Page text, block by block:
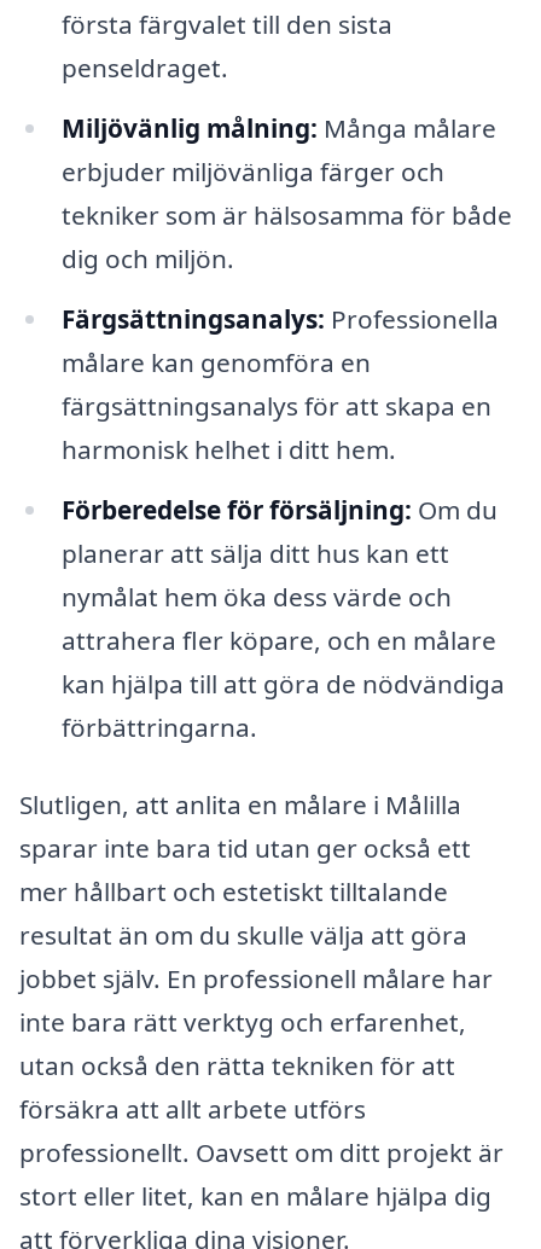
första färgvalet till den sista
penseldraget.
Miljövänlig målning: Många målare
erbjuder miljövänliga färger och
tekniker som är hälsosamma för både
dig och miljön.
Färgsättningsanalys: Professionella
målare kan genomföra en
färgsättningsanalys för att skapa en
harmonisk helhet i ditt hem.
Förberedelse för försäljning: Om du
planerar att sälja ditt hus kan ett
nymålat hem öka dess värde och
attrahera fler köpare, och en målare
kan hjälpa till att göra de nödvändiga
förbättringarna.
Slutligen, att anlita en målare i Målilla
sparar inte bara tid utan ger också ett
mer hållbart och estetiskt tilltalande
resultat än om du skulle välja att göra
jobbet själv. En professionell målare har
inte bara rätt verktyg och erfarenhet,
utan också den rätta tekniken för att
försäkra att allt arbete utförs
professionellt. Oavsett om ditt projekt är
stort eller litet, kan en målare hjälpa dig
att förverkliga dina visioner.